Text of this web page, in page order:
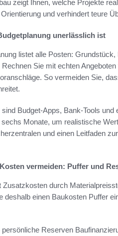
zeigt Ihnen, welche Projekte
und verhindert teure
unerlässlich ist
listet alle Posten:
Sie mit echten
So vermeiden Sie,
Budget-Apps, Bank-Tools
Monate, um realistische
und einen Leitfaden
vermeiden: Puffer und
Zusatzkosten durch
deshalb einen Baukosten Puffer
Reserven